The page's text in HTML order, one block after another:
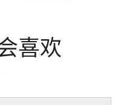
喜欢